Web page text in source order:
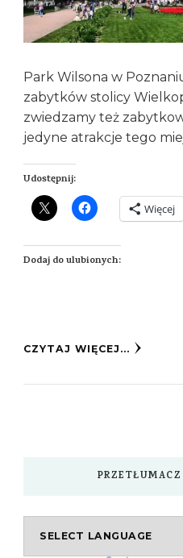
Park Wilsona w
zabytków stolicy
zwiedzamy też
jedyne atrakcje tego
Udostępnij:
Więcej
Dodaj do ulubionych:
CZYTAJ WIĘCEJ...